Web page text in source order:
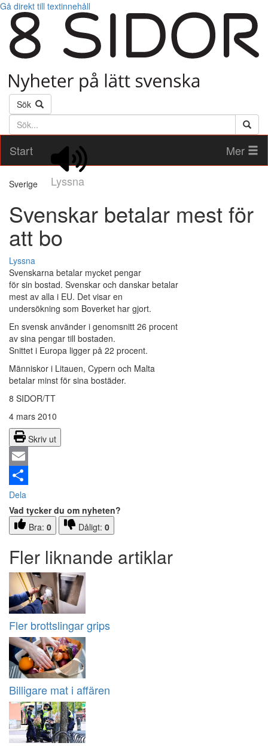
Gå direkt till textinnehåll
Sök
Söktext
Start
Lyssna
Mer
Sverige
Svenskar betalar mest för
att bo
Lyssna
Svenskarna betalar mycket pengar
för sin bostad. Svenskar och danskar betalar
mest av alla i EU. Det visar en
undersökning som Boverket har gjort.
En svensk använder i genomsnitt 26 procent
av sina pengar till bostaden.
Snittet i Europa ligger på 22 procent.
Människor i Litauen, Cypern och Malta
betalar minst för sina bostäder.
8 SIDOR/TT
4 mars 2010
Skriv ut
Email
Dela
Vad tycker du om nyheten?
Bra: 0 Dåligt: 0
Fler liknande artiklar
Fler brottslingar grips
Billigare mat i affären